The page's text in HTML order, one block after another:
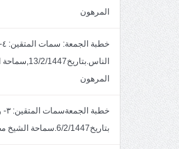
المرهون
المرهون
بتاريخ6/2/1447.سماحة الشيخ مصطفى المرهون